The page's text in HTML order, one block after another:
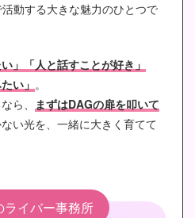
動する大きな魅力のひとつで
」「人と話すことが好き」
い」 。
ら、 まずはDAGの扉を叩いて
い光を、一緒に大きく育てて
ライバー事務所